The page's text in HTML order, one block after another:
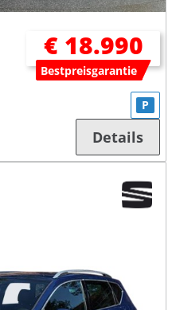
€ 18.990
Bestpreisgarantie
P
Details